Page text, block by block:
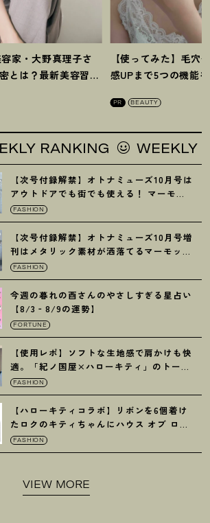
家・大野真理子さ
とは ？ 最新美容習慣
【使ってみた】毛穴
感UPまで5つの機能
PR BEAUTY
WEEKLY
【次号付録解禁】オトナミューズ10月号は
アウトドアでも街でも使える ！ マーモッ
トの黒ショルダー
FASHION
【次号付録解禁】オトナミューズ10月号増
刊はメタリック素材が洒落てるマーモット
の保冷バッグ
FASHION
今週の暮れの酉さんのやさしすぎる星占い
【8/3‐8/9の運勢】
FORTUNE
【使用レポ】ソフトな生地感で肩かけも快
適。「紀ノ国屋×ハローキティ」のトート
がガシガシ使えて最高です
FASHION
【ハローキティコラボ】リボンを6個着け
たロクのキティちゃんにハウス オブ ロー
ゼの限定パケも
FASHION
VIEW MORE